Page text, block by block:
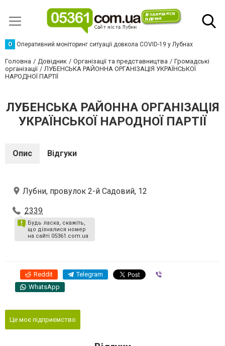
О Оперативний моніторинг ситуації довкола COVID-19 у Лубнах
Головна Довідник Організації та представництва
Громадські
організації
ЛУБЕНСЬКА РАЙОННА ОРГАНІЗАЦІЯ УКРАЇНСЬКОЇ
НАРОДНОЇ ПАРТІЇ
ЛУБЕНСЬКА РАЙОННА ОРГАНІЗАЦІЯ
УКРАЇНСЬКОЇ НАРОДНОЇ ПАРТІЇ
Опис Відгуки
Лубни, провулок 2-й Садовий, 12
2339
Будь ласка, скажіть,
що дізналися номер
на сайті 05361.com.ua
Reddit Telegram
WhatsApp
Це моє підприємство